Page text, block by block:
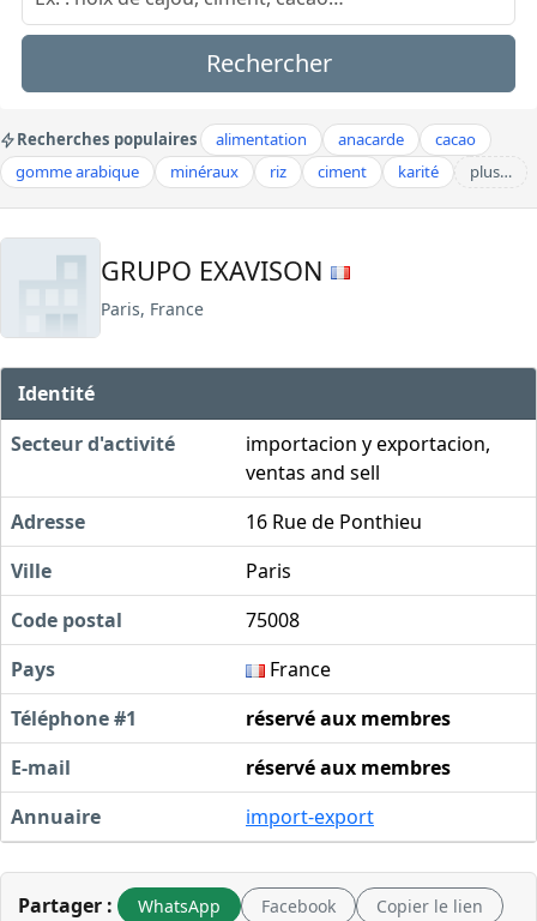
Rechercher
Recherches populaires alimentation anacarde
cacao
gomme arabique
minéraux riz ciment karité plus…
GRUPO EXAVISON
Paris, France
Identité
Secteur d'activité
importacion y exportacion,
ventas and sell
Adresse
16 Rue de Ponthieu
Ville
Paris
Code postal
75008
Pays
France
Téléphone #1
réservé aux membres
E-mail
réservé aux membres
Annuaire
import-export
Partager : WhatsApp Facebook Copier le lien